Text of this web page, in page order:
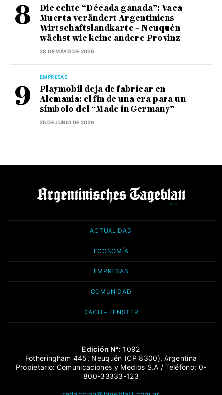
Die echte “Década ganada”: Vaca
Muerta verändert Argentiniens
Wirtschaftslandkarte – Neuquén
wächst wie keine andere Provinz
28 DE MAYO DE 2026
EMPRESAS
Playmobil deja de fabricar en
Alemania: el fin de una era para un
símbolo del “Made in Germany”
25 DE JUNIO DE 2026
ACTUALIDAD
ECONOMÍA
EMPRESAS
COMUNIDAD
DACH – FENSTER
Edición N°: 1092
Fotheringham 445, Neuquén (CP 8300), Argentina
Propietario: Comunicaciones y Medios S.A / Teléfono: 0-
800-33333-123